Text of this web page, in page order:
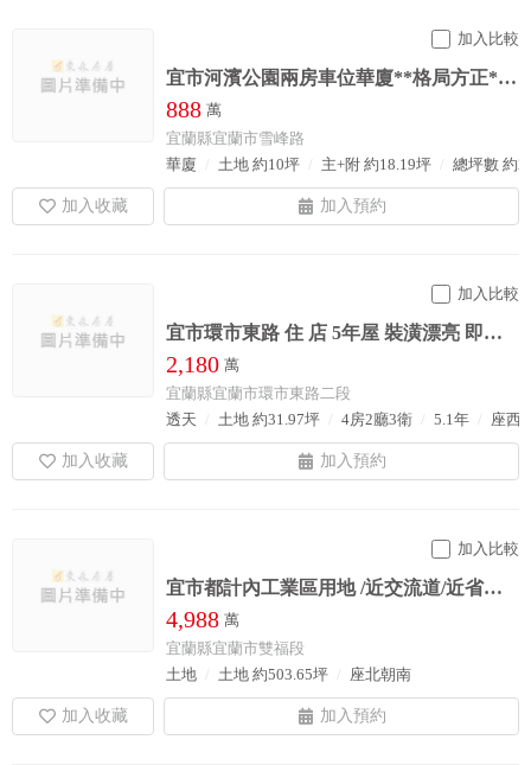
加入比較
宜市河濱公園兩房車位華廈**格局方正*車位華廈**離塵不離城**交通便捷**
888 萬
宜蘭縣宜蘭市雪峰路
華廈
土地 約10坪 主+附 約18.19坪 總坪數 約
加入比較
宜市環市東路 住 店 5年屋 裝潢漂亮 即可住
2,180 萬
宜蘭縣宜蘭市環市東路二段
透天
土地 約31.97坪 4房2廳3衛 5.1年 座西
加入比較
宜市都計內工業區用地 /近交流道/近省道 /近A連絡道 /交通動線極佳
4,988 萬
宜蘭縣宜蘭市雙福段
土地
土地 約503.65坪 座北朝南